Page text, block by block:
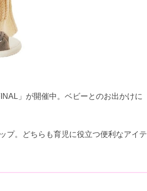
」が開催中。ベビーとのお出かけに
プ。どちらも育児に役立つ便利なアイテ